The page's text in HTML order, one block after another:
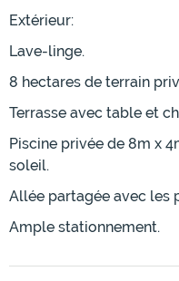
Extérieur:
Lave-linge.
8 hectares de terrain
Terrasse avec table et
Piscine privée de 8m x
soleil.
Allée partagée avec les
Ample stationnement.